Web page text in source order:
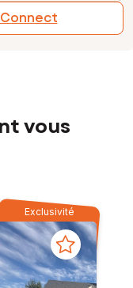
vous
Exclusivité